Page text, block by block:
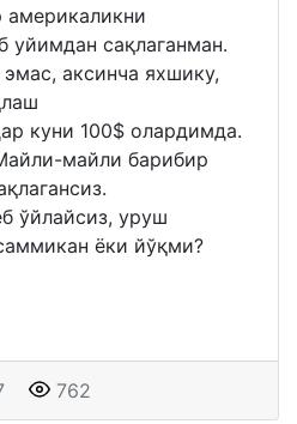
уйимдан сақлаганман.
аксинча яхшику,
куни 100$ олардимда.
майли барибир
ўйлайсиз, уруш
ёки йўқми?
762